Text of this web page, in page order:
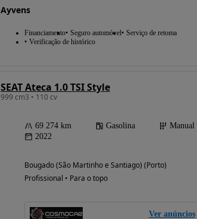
Ayvens
Financiamento Seguro automóvel Serviço de retoma
Verificação de histórico
SEAT Ateca 1.0 TSI Style
999 cm3 • 110 cv
69 274 km Gasolina
Manual
2022
Bougado (São Martinho e Santiago) (Porto)
Profissional • Para o topo
Ver anúncios